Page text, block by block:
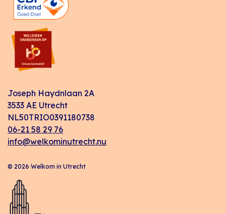
Joseph Haydnlaan 2A
3533 AE Utrecht
NL50TRIO0391180738
06-21 58 29 76
info@welkominutrecht.nu
© 2026 Welkom in Utrecht